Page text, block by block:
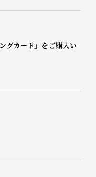
グカード」をご購入い